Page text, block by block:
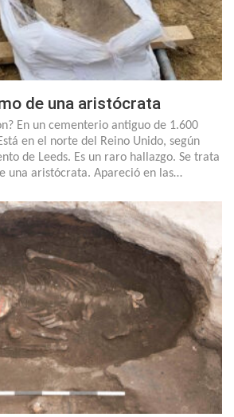
de una aristócrata
En un cementerio antiguo de 1.600
en el norte del Reino Unido, según
de Leeds. Es un raro hallazgo. Se trata
una aristócrata. Apareció en las…